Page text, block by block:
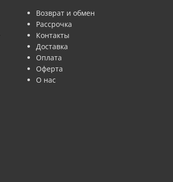
Возврат и обмен
Рассрочка
Контакты
Доставка
Оплата
Оферта
О нас